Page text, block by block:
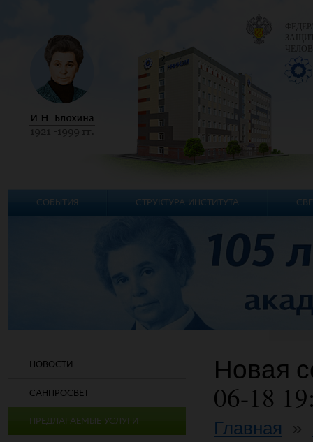
НОВОСТИ
САНПРОСВЕТ
ПРЕДЛАГАЕМЫЕ УСЛУГИ
Новая
06-18
Главная
СОБЫТИЯ СТРУКТУРА ИНСТИТУТА